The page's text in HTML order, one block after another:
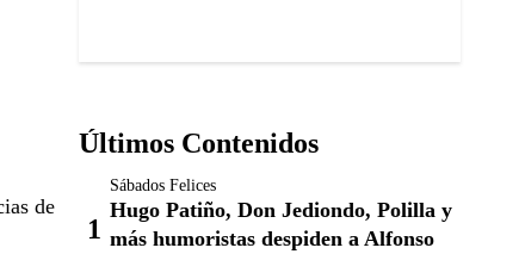
de
Últimos Contenidos
Sábados Felices
Hugo Patiño, Don Jediondo, Polilla y
más humoristas despiden a Alfonso